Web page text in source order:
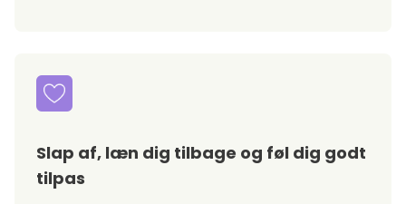
Slap af, læn dig tilbage og føl dig godt
tilpas